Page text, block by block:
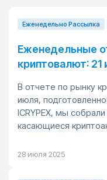
Еженедельно Pассылка
Еженедельные
криптовалют: 21
В отчете по рынку
июля,
ICRYPEX, мы
касающиеся
28 июля 2025